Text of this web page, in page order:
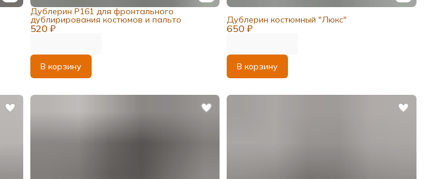
520 ₽
Дублерин Р161 для фронтального
дублирирования костюмов и пальто
В корзину
650 ₽
Дублерин костюмный "Люкс"
В корзину